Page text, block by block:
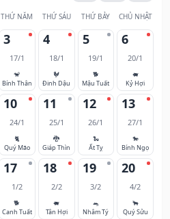
THỨ NĂM THỨ SÁU THỨ BẢY CHỦ NHẬT
3
17/1
🐒
Bính Thân
4
18/1
🐓
Đinh Dậu
5
19/1
🐕
Mậu Tuất
6
20/1
🐖
Kỷ Hợi
10
24/1
🐈
Quý Mão
11
25/1
🐉
Giáp Thìn
12
26/1
🐍
Ất Tỵ
13
27/1
🐎
Bính Ngọ
17
1/2
🐕
Canh Tuất
18
2/2
🐖
Tân Hợi
19
3/2
🐀
Nhâm Tý
20
4/2
🐂
Quý Sửu